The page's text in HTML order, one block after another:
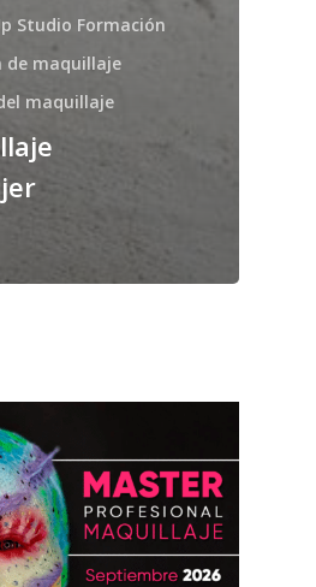
Studio Formación
de maquillaje
maquillaje